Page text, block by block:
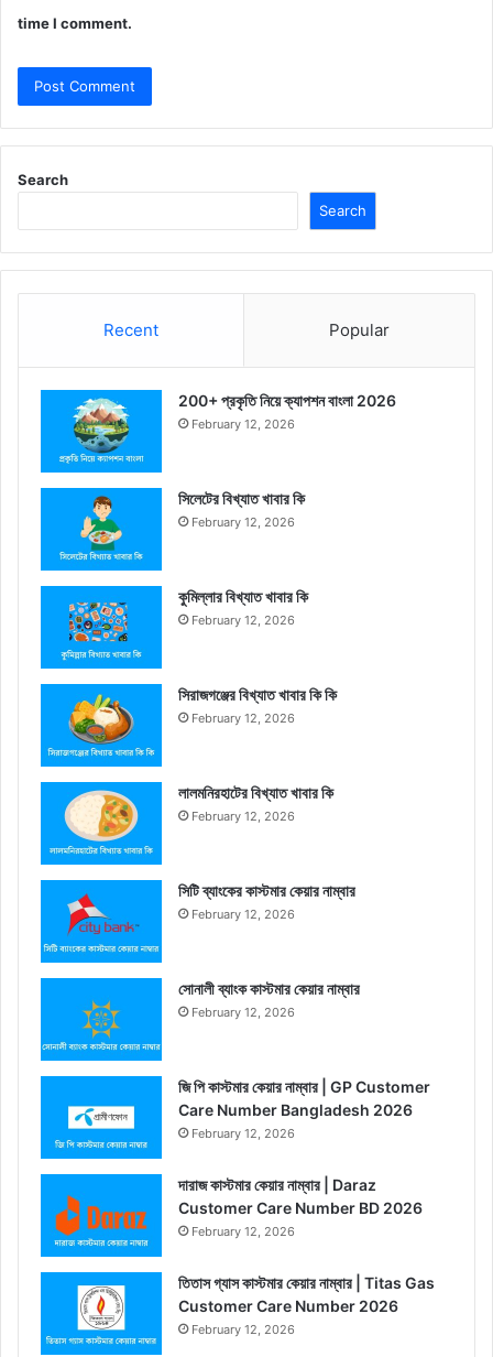
time I comment.
Search
Search
Recent Popular
200+ প্রকৃতি নিয়ে ক্যাপশন বাংলা 2026
February 12, 2026
সিলেটের বিখ্যাত খাবার কি
February 12, 2026
কুমিল্লার বিখ্যাত খাবার কি
February 12, 2026
সিরাজগঞ্জের বিখ্যাত খাবার কি কি
February 12, 2026
লালমনিরহাটের বিখ্যাত খাবার কি
February 12, 2026
সিটি ব্যাংকের কাস্টমার কেয়ার নাম্বার
February 12, 2026
সোনালী ব্যাংক কাস্টমার কেয়ার নাম্বার
February 12, 2026
জি পি কাস্টমার কেয়ার নাম্বার | GP Customer
Care Number Bangladesh 2026
February 12, 2026
দারাজ কাস্টমার কেয়ার নাম্বার | Daraz
Customer Care Number BD 2026
February 12, 2026
তিতাস গ্যাস কাস্টমার কেয়ার নাম্বার | Titas Gas
Customer Care Number 2026
February 12, 2026